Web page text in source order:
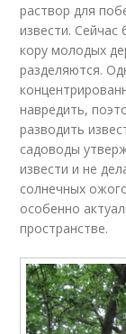
раствор для
извести.
кору молодых
разделяются.
навредить,
разводить
садоводы
извести и не
солнечных
особенно
пространстве.